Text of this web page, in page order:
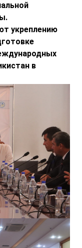
укреплению
в